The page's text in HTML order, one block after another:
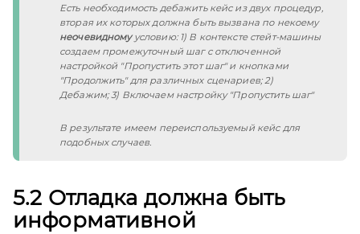
Есть необходимость дебажить кейс из двух процедур,
вторая их которых должна быть вызвана по некоему
неочевидному условию: 1) В контексте стейт-машины
создаем промежуточный шаг с отключенной
настройкой "Пропустить этот шаг" и кнопками
"Продолжить" для различных сценариев; 2)
Дебажим; 3) Включаем настройку "Пропустить шаг"
В результате имеем переиспользуемый кейс для
подобных случаев.
5.2 Отладка должна быть
информативной